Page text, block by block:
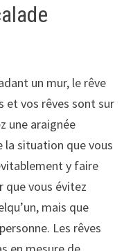
un mur, le rêve
et vos rêves sont sur
une araignée
la situation que vous
y faire
que vous évitez
mais que
Les rêves